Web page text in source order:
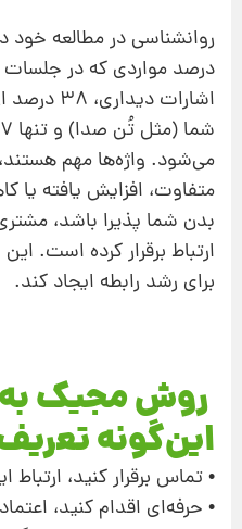
درصد مواردی که در جلسات
اشارات
می‌شود. واژه‌ها مهم
متفاوت، افزایش یافته یا
‌بدن شما پذیرا باشد،
ارتباط برقرار کرده است.
برای رشد رابطه ایجاد کند.
روش مجیک
این‌گونه
• تماس برقرار کنید، ارتباط
• حرفه‌ای اقدام کنید،